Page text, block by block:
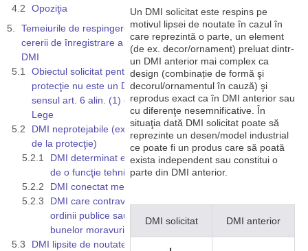
Opoziţia
Temeiurile de respingere a
cererii de înregistrare a unui
DMI
Obiectul solicitat pentru
protecţie nu este un DMI în
sensul art. 6 alin. (1) din
Lege
DMI neprotejabile (excluse
de la protecţie)
DMI determinat exclusiv
de o funcţie tehnică
DMI conectat mecanic
DMI care contravine
ordinii publice sau
bunelor moravuri
DMI lipsite de noutate şi
Un DMI solicitat este respins pe
motivul lipsei de noutate în cazul în
care reprezintă o parte, un element
(de ex. decor/ornament) preluat dintr-
un DMI anterior mai complex ca
design (combinație de formă şi
decorul/ornamentul în cauză) şi
reprodus exact ca în DMI anterior sau
cu diferenţe nesemnificative. În
situaţia dată DMI solicitat poate să
reprezinte un desen/model industrial
ce poate fi un produs care să poată
exista independent sau constitui o
parte din DMI anterior.
DMI solicitat DMI anterior